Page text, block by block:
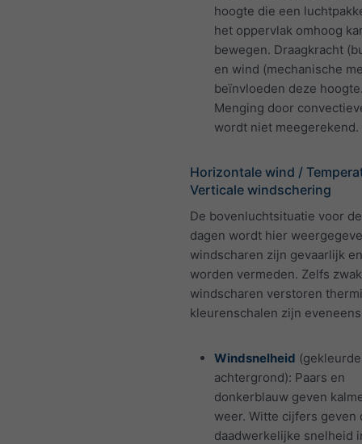
hoogte die een
het oppervlak omhoog
bewegen. Draagkracht
en wind (mechanische
beïnvloeden deze
Menging door
wordt niet meegerekend.
Horizontale wind /
Verticale windschering
De bovenluchtsituatie voor
dagen wordt hier
windscharen zijn gevaarlijk
worden vermeden. Zelfs
windscharen verstoren
kleurenschalen zijn
Windsnelheid (gekleurde
achtergrond): Paars en
donkerblauw geven
weer. Witte cijfers geven
daadwerkelijke snelheid